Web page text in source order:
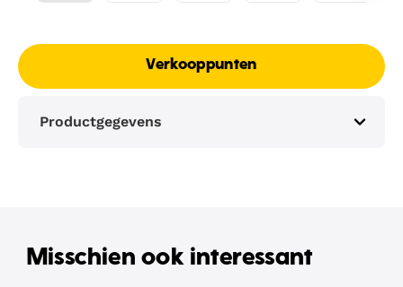
Verkooppunten
Productgegevens
Misschien ook interessant